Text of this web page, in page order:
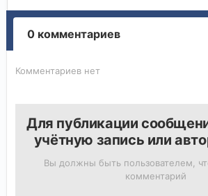
0 комментариев
Комментариев нет
Для публикации
учётную запись или
Вы должны быть пользователем,
комментарий